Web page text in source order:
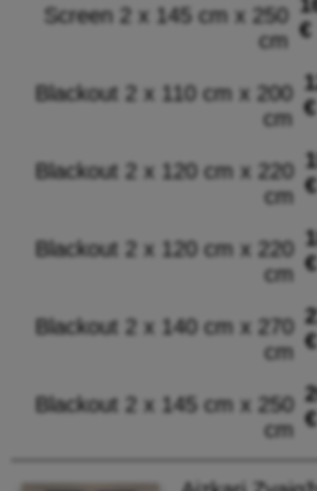
Screen 2 x 145 cm x 250
cm €
Blackout 2 x 110 cm x 200
cm €
Blackout 2 x 120 cm x 220
cm €
Blackout 2 x 120 cm x 220
cm €
Blackout 2 x 140 cm x 270
cm €
Blackout 2 x 145 cm x 250
cm €